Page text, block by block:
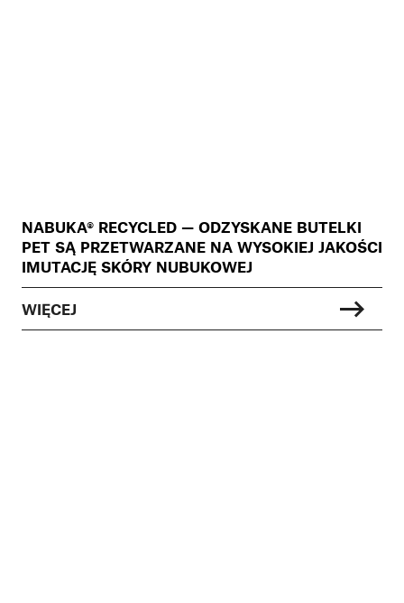
NABUKA® RECYCLED — ODZYSKANE BUTELKI
PET SĄ PRZETWARZANE NA WYSOKIEJ JAKOŚCI
IMUTACJĘ SKÓRY NUBUKOWEJ
WIĘCEJ